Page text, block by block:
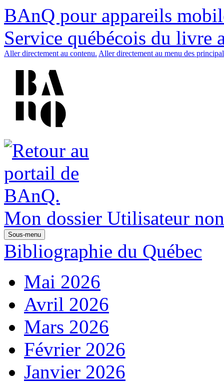
BAnQ pour appareils
Service québécois du livre
Aller directement au contenu. Aller directement au menu des
Mon dossier Utilisateur
Sous-menu
Bibliographie du Québec
Mai 2026
Avril 2026
Mars 2026
Février 2026
Janvier 2026